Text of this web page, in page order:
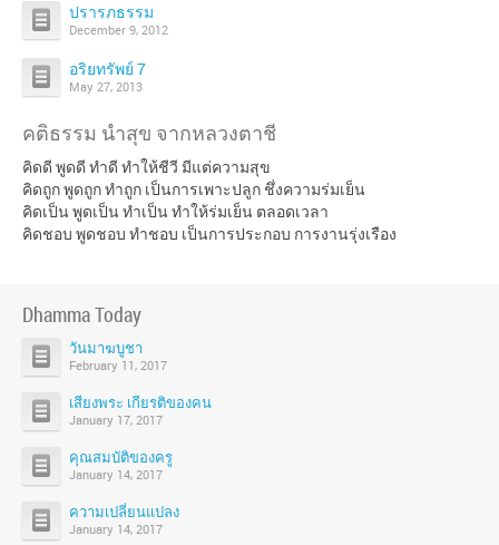
ปรารภธรรม
December 9, 2012
อริยทรัพย์ 7
May 27, 2013
คติธรรม นำสุข จากหลวงตาชี
คิดดี พูดดี ทำดี ทำให้ชีวี มีแต่ความสุข
คิดถูก พูดถูก ทำถูก เป็นการเพาะปลูก ชึ่งความร่มเย็น
คิดเป็น พูดเป็น ทำเป็น ทำให้ร่มเย็น ตลอดเวลา
คิดชอบ พูดชอบ ทำชอบ เป็นการประกอบ การงานรุ่งเรือง
Dhamma Today
วันมาฆบูชา
February 11, 2017
เสียงพระ เกียรติของคน
January 17, 2017
คุณสมบัติของครู
January 14, 2017
ความเปลี่ยนแปลง
January 14, 2017